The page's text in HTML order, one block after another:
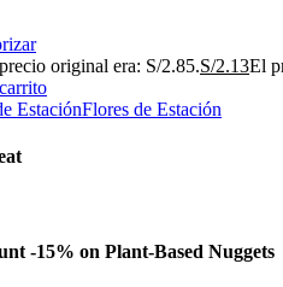
original era: S/2.85.S/2.13El
Flores de Estación
-15% on Plant-Based Nuggets